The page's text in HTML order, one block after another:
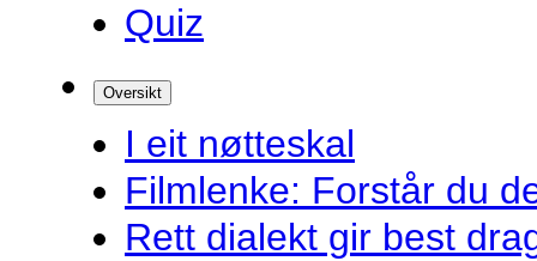
Quiz
Oversikt
I eit nøtteskal
Filmlenke: Forstår du
Rett dialekt gir best